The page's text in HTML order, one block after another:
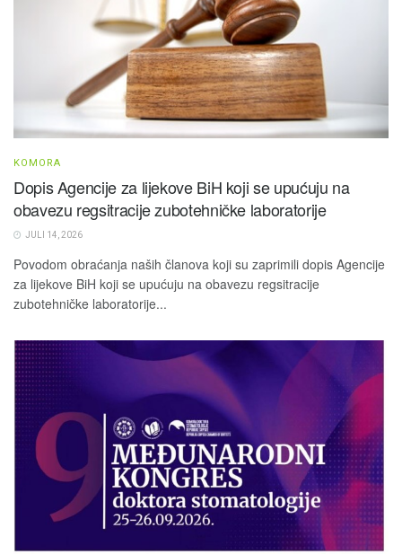
KOMORA
Dopis Agencije za lijekove BiH koji se upućuju na
obavezu regsitracije zubotehničke laboratorije
JULI 14, 2026
Povodom obraćanja naših članova koji su zaprimili dopis Agencije
za lijekove BiH koji se upućuju na obavezu regsitracije
zubotehničke laboratorije...